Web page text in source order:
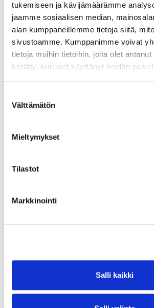
tukemiseen ja kävijämäärämme
jaamme sosiaalisen median,
alan kumppaneillemme tietoja siitä,
sivustoamme. Kumppanimme voivat
tietoja muihin tietoihin, joita olet
kerätty, kun olet käyttänyt heidän
valinta
Välttämätön
Mieltymykset
Tilastot
Markkinointi
Salli kaikki